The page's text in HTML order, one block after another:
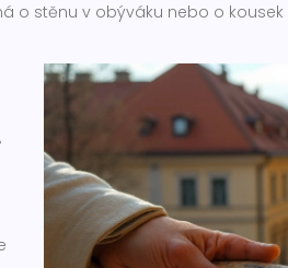
o stěnu v obýváku nebo o